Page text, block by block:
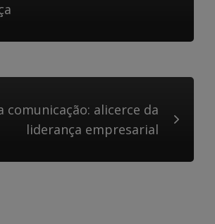
comunicação: alicerce da
liderança empresarial